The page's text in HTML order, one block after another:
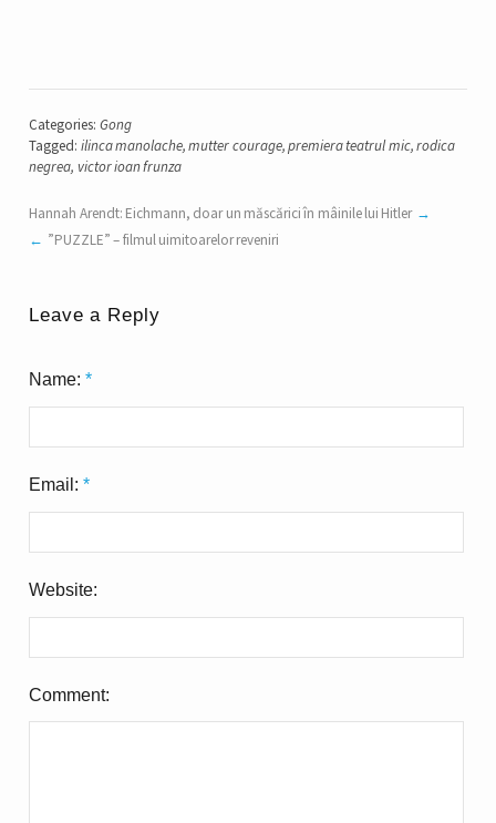
Categories: Gong
Tagged: ilinca manolache,mutter courage,premiera teatrul mic,rodica
negrea, victor ioan frunza
Hannah Arendt: Eichmann, doar un măscărici în mâinile lui Hitler
”PUZZLE” – filmul uimitoarelor reveniri
Leave a Reply
Name:*
Email:*
Website:
Comment